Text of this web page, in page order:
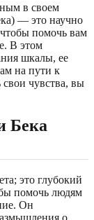
в своем
— это научно
помочь вам
В этом
шкалы, ее
на пути к
чувства, вы
Бека
это глубокий
помочь людям
Он
о